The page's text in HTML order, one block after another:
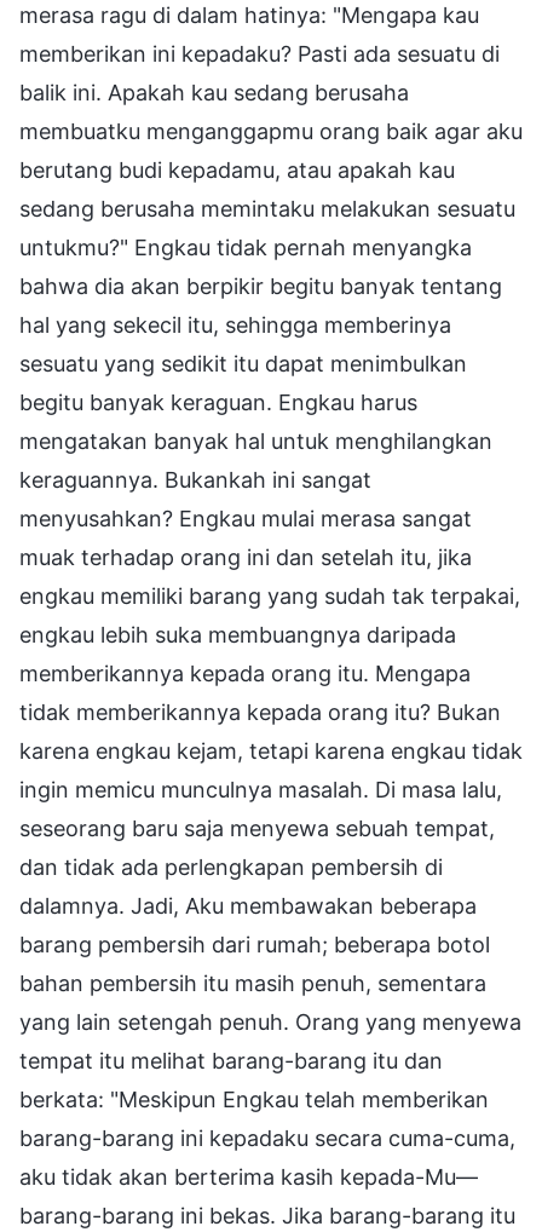
merasa ragu di dalam hatinya: "Mengapa kau
memberikan ini kepadaku? Pasti ada sesuatu di
balik ini. Apakah kau sedang berusaha
membuatku menganggapmu orang baik agar aku
berutang budi kepadamu, atau apakah kau
sedang berusaha memintaku melakukan sesuatu
untukmu?" Engkau tidak pernah menyangka
bahwa dia akan berpikir begitu banyak tentang
hal yang sekecil itu, sehingga memberinya
sesuatu yang sedikit itu dapat menimbulkan
begitu banyak keraguan. Engkau harus
mengatakan banyak hal untuk menghilangkan
keraguannya. Bukankah ini sangat
menyusahkan? Engkau mulai merasa sangat
muak terhadap orang ini dan setelah itu, jika
engkau memiliki barang yang sudah tak terpakai,
engkau lebih suka membuangnya daripada
memberikannya kepada orang itu. Mengapa
tidak memberikannya kepada orang itu? Bukan
karena engkau kejam, tetapi karena engkau tidak
ingin memicu munculnya masalah. Di masa lalu,
seseorang baru saja menyewa sebuah tempat,
dan tidak ada perlengkapan pembersih di
dalamnya. Jadi, Aku membawakan beberapa
barang pembersih dari rumah; beberapa botol
bahan pembersih itu masih penuh, sementara
yang lain setengah penuh. Orang yang menyewa
tempat itu melihat barang-barang itu dan
berkata: "Meskipun Engkau telah memberikan
barang-barang ini kepadaku secara cuma-cuma,
aku tidak akan berterima kasih kepada-Mu—
barang-barang ini bekas. Jika barang-barang itu